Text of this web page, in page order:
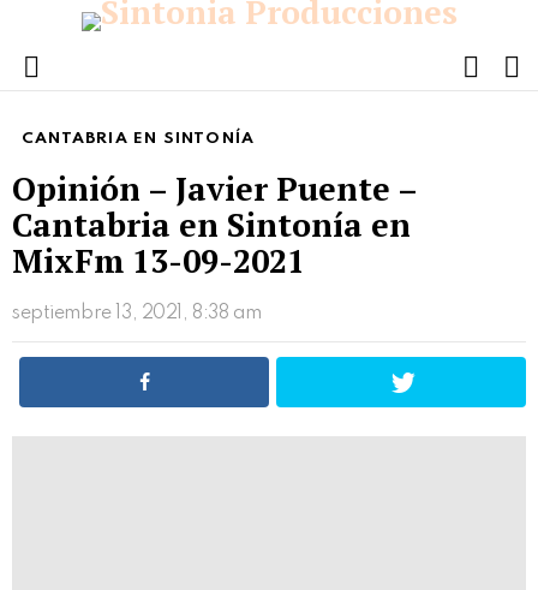
Menu
CANTABRIA EN SINTONÍA
Opinión – Javier Puente –
Cantabria en Sintonía en
MixFm 13-09-2021
septiembre 13, 2021, 8:38 am